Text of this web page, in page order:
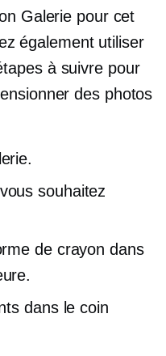
Galerie pour cet
également utiliser
à suivre pour
des photos
souhaitez
de crayon dans
dans le coin